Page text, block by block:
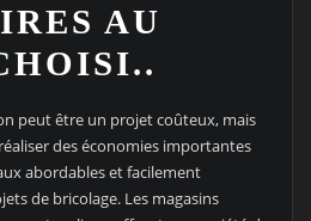
AU
peut être un projet coûteux, mais
des économies importantes
abordables et facilement
de bricolage. Les magasins